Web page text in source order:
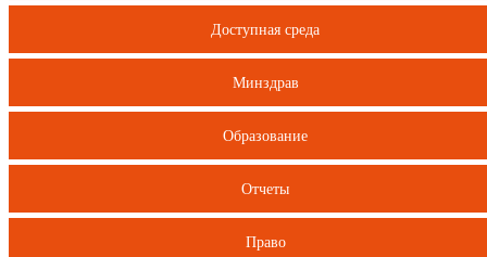
Доступная среда
Минздрав
Образование
Отчеты
Право